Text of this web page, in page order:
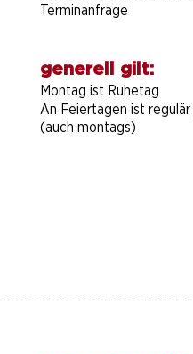
Terminanfrage
generell gilt:
Montag ist Ruhetag
An Feiertagen ist
(auch montags)